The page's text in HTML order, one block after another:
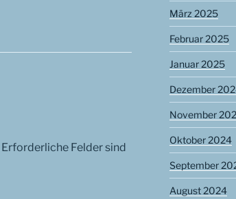
Erforderliche Felder sind
März 2025
Februar 2025
Januar 2025
Dezember
November
Oktober 2024
September
August 2024